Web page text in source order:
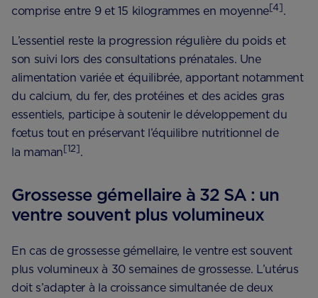
comprise entre 9 et 15 kilogrammes en moyenne[4].
L’essentiel reste la progression régulière du poids et
son suivi lors des consultations prénatales. Une
alimentation variée et équilibrée, apportant notamment
du calcium, du fer, des protéines et des acides gras
essentiels, participe à soutenir le développement du
fœtus tout en préservant l’équilibre nutritionnel de
la maman[12].
Grossesse gémellaire à 32 SA : un
ventre souvent plus volumineux
En cas de grossesse gémellaire, le ventre est souvent
plus volumineux à 30 semaines de grossesse. L’utérus
doit s’adapter à la croissance simultanée de deux